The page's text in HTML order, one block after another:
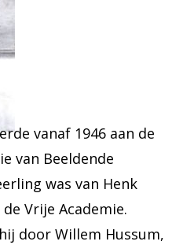
vanaf 1946 aan de
van Beeldende
was van Henk
Vrije Academie.
door Willem Hussum,